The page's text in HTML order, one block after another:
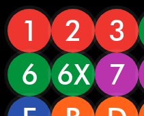
1 2 3
6
6X 7